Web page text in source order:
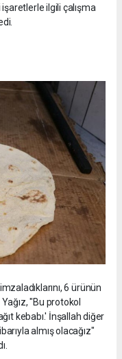
ilgili çalışma
6 ürünün
"Bu protokol
kebabı.' İnşallah diğer
almış olacağız"